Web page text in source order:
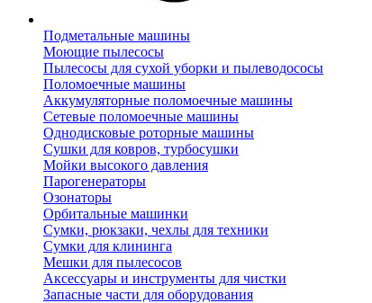
Подметальные машины
Моющие пылесосы
Пылесосы для сухой уборки и пылеводососы
Поломоечные машины
Аккумуляторные поломоечные машины
Сетевые поломоечные машины
Однодисковые роторные машины
Сушки для ковров, турбосушки
Мойки высокого давления
Парогенераторы
Озонаторы
Орбитальные машинки
Сумки, рюкзаки, чехлы для техники
Сумки для клининга
Мешки для пылесосов
Аксессуары и инструменты для чистки
Запасные части для оборудования